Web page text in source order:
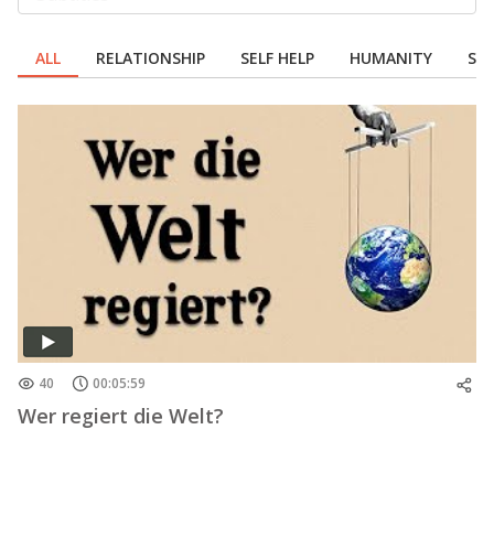
ALL RELATIONSHIP SELF HELP HUMANITY
40 00:05:59
Wer regiert die Welt?